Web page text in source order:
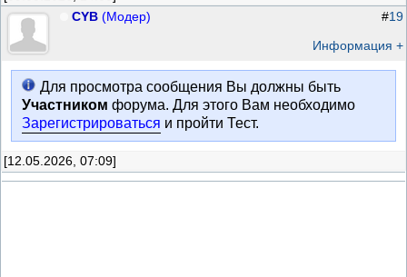
CYB (Модер) #19
Информация +
Для просмотра сообщения Вы должны быть
Участником форума. Для этого Вам необходимо
Зарегистрироваться и пройти Тест.
[12.05.2026, 07:09]